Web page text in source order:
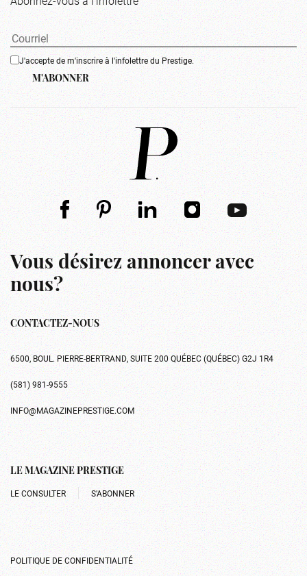
J'accepte de m'inscrire à l'infolettre du Prestige.
M'ABONNER
Vous désirez annoncer avec
nous?
CONTACTEZ-NOUS
6500, BOUL. PIERRE-BERTRAND, SUITE 200 QUÉBEC (QUÉBEC) G2J 1R4
(581) 981-9555
INFO@MAGAZINEPRESTIGE.COM
LE MAGAZINE PRESTIGE
LE CONSULTER S’ABONNER
POLITIQUE DE CONFIDENTIALITÉ